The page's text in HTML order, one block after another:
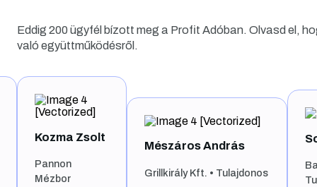
Eddig 200 ügyfél bízott meg a Profit Adóban. Olvasd el,
való együttműködésről.
Grillkirály Kft. • Tulajdonos
Somogyiné Pintér
Tulajdonos